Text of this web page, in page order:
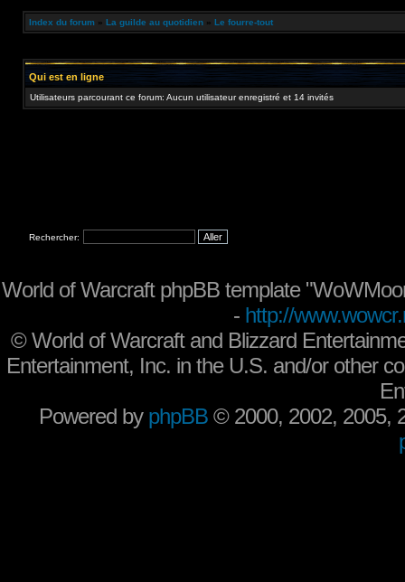
Index du forum » La guilde au quotidien » Le fourre-tout
Qui est en ligne
Utilisateurs parcourant ce forum: Aucun utilisateur enregistré et 14 invités
Rechercher:
World of Warcraft phpBB template
- http://
©World of Warcraft and Blizzard
Entertainment, Inc. in the U.S. and/or other
Powered by phpBB © 2000, 2002, 2005,